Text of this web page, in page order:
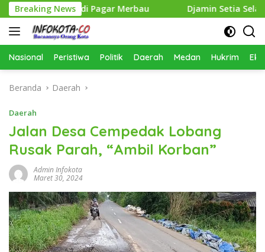
Langsung
ke
konten
Breaking News
di Pagar Merbau Djamin Setia Selamanya”
Nasional Peristiwa Politik Daerah Medan Hukrim
Beranda Daerah
Daerah
Jalan Desa Cempedak Lobang
Rusak Parah, “Ambil Korban”
Admin Infokota
Maret 30, 2024